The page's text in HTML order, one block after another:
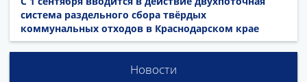
система раздельного сбора твёрдых
коммунальных отходов в Краснодарском крае
Новости